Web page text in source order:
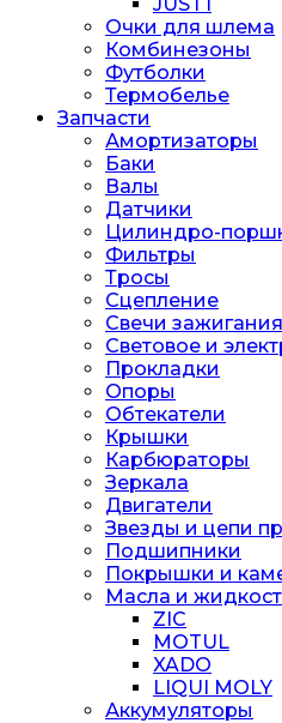
Очки для шлема
Комбинезоны
Футболки
Термобелье
Запчасти
Амортизаторы
Баки
Валы
Датчики
Цилиндро-
Фильтры
Тросы
Сцепление
Свечи зажигания
Световое и
Прокладки
Опоры
Обтекатели
Крышки
Карбюраторы
Зеркала
Двигатели
Звезды и цепи
Подшипники
Покрышки и
Масла и
ZIC
MOTUL
XADO
LIQUI MOLY
Аккумуляторы